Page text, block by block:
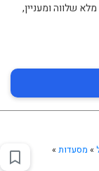
שלווה ומעניין,
» מסעדות»